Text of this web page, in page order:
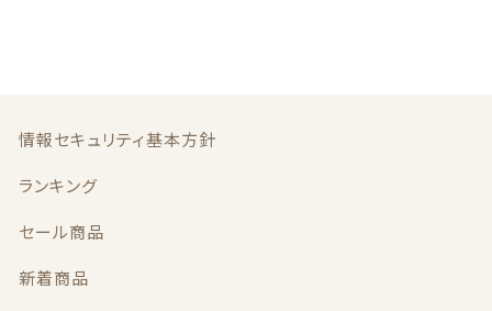
k
情報セキュリティ基本方針
ランキング
セール商品
新着商品